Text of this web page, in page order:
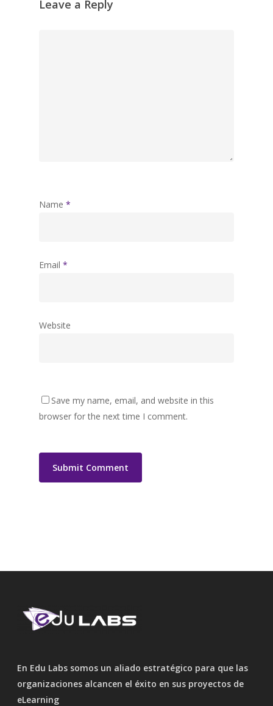
Leave a Reply
Name *
Email *
Website
Save my name, email, and website in this
browser for the next time I comment.
En Edu Labs somos un aliado estratégico para que las
organizaciones alcancen el éxito en sus proyectos de
eLearning